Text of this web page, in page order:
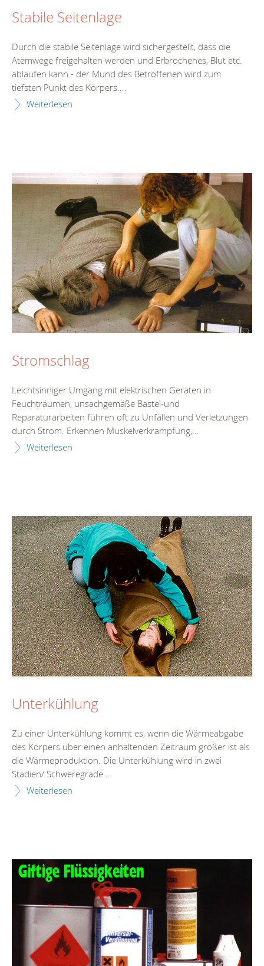
Stabile Seitenlage
Durch die stabile Seitenlage wird sichergestellt, dass die
Atemwege freigehalten werden und Erbrochenes, Blut etc.
ablaufen kann - der Mund des Betroffenen wird zum
tiefsten Punkt des Körpers....
Weiterlesen
Stromschlag
Leichtsinniger Umgang mit elektrischen Geräten in
Feuchträumen, unsachgemäße Bastel-und
Reparaturarbeiten führen oft zu Unfällen und Verletzungen
durch Strom. Erkennen Muskelverkrampfung,...
Weiterlesen
Unterkühlung
Zu einer Unterkühlung kommt es, wenn die Wärmeabgabe
des Körpers über einen anhaltenden Zeitraum größer ist als
die Wärmeproduktion. Die Unterkühlung wird in zwei
Stadien/ Schweregrade...
Weiterlesen